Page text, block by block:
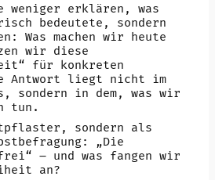
weniger erklären, was
bedeutete, sondern
Was machen wir heute
wir diese
für konkreten
Antwort liegt nicht im
sondern in dem, was wir
tun.
sondern als
„Die
– und was fangen wir
an?